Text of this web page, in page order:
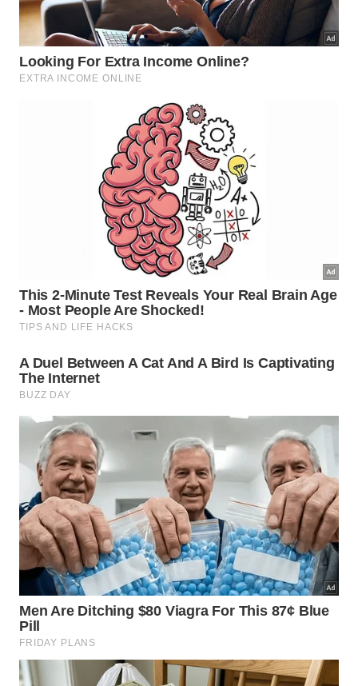
Também vale limitar a profundidade com fita na
broca, especialmente para quadros, suportes leves
e buchas pequenas. Furar mais fundo que o
canos ou outros elementos escondidos na
Cuidados simples reduzem o risco:
Desligue o disjuntor antes de iniciar a perfuração.
Use óculos de proteção e mantenha crianças
Marque a profundidade necessária na broca.
Pare se surgir cheiro de queimado, faísca ou
resistência incomum.
Não continue furando se o detector apontou
Quando chamar um eletricista antes
de furar?
Na orientação sobre como detectar a fiação na
parede antes de furar, a ideia central é usar
métodos simples para evitar acidentes. Mesmo
assim, paredes antigas ou reformadas exigem
cautelaeavaliaçãoprofissional.
Chame um eletricista quando houver dúvida sobre o
trajeto dos fios, muitos pontos elétricos próximos,
sinais de instalação improvisada ou necessidade de
furar em parede com quadro de energia. O custo da
vistoria pode ser menor que reparar cabos, choques
e danos nainstalação